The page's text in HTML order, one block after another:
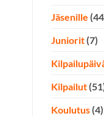
Jäsenille
Juniorit(7)
Kilpailut
Koulutus(4)